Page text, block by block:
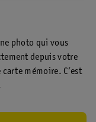
photo qui vous
depuis votre
mémoire. C’est